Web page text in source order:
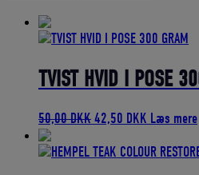
TVIST HVID I POSE
50,00DKKDen
pris
42,50 DKK Den
pris
Læs mere